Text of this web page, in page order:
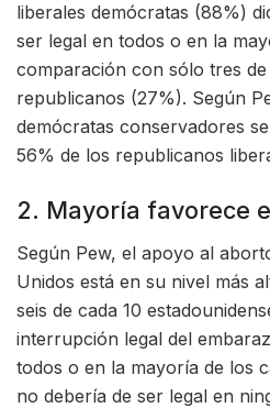
liberales demócratas (88%)
ser legal en todos o en la
comparación con sólo tres
republicanos (27%). Según
demócratas conservadores
56% de los republicanos
2. Mayoría favorece
Según Pew, el apoyo al
Unidos está en su nivel más
seis de cada 10
interrupción legal del
todos o en la mayoría de los
no debería de ser legal en